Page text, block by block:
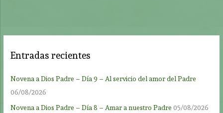
Entradas recientes
Novena a Dios Padre – Día 9 – Al servicio del amor del Padre
06/08/2026
Novena a Dios Padre – Día 8 – Amar a nuestro Padre 05/08/2026